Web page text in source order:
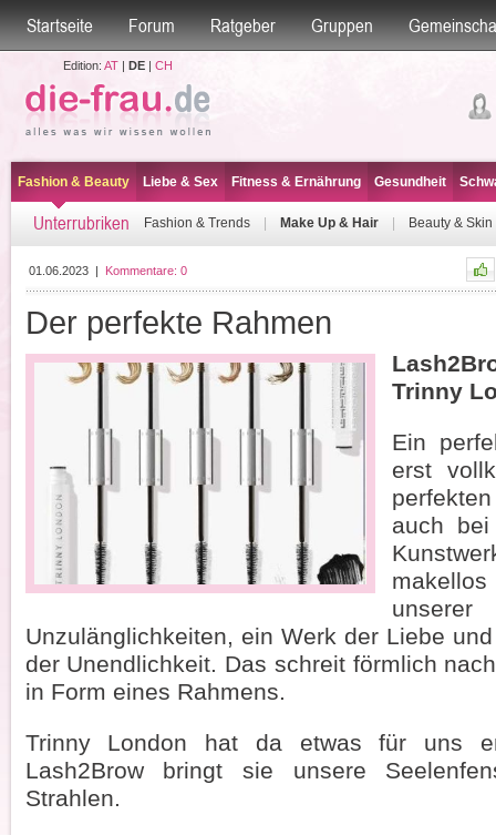
Startseite Forum Ratgeber Gruppen
Edition: AT| DE| CH
Fashion & Beauty Liebe & Sex Fitness & Ernährung Gesundheit
Unterrubriken Fashion & Trends Make Up & Hair Beauty & Skin
01.06.2023| Kommentare: 0
Der perfekte Rahmen
Trinny
Ein
erst
auch
Unzulänglichkeiten, ein Werk der Liebe
der Unendlichkeit. Das schreit förmlich
in Form eines Rahmens.
Trinny London hat da etwas für uns
Lash2Brow bringt sie unsere
Strahlen.